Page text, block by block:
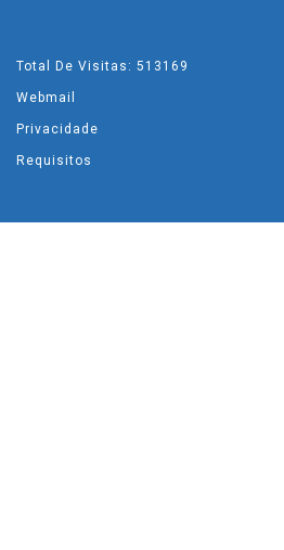
Total De Visitas: 513169
Webmail
Privacidade
Requisitos